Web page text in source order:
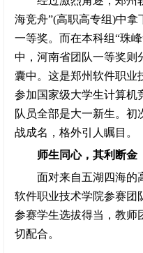
海竞舟”(高职高专组)中
一等奖。而在本科组“珠
中，河南省团队一等奖则
囊中。这是郑州软件职业
参加国家级大学生计算机
队员全部是大一新生。初
战成名，格外引人瞩目。
师生同心，其利断金
面对来自五湖四海的
软件职业技术学院参赛团
参赛学生选拔得当，教师
切配合。